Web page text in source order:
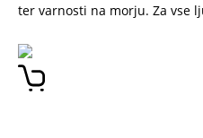
ter varnosti na morju. Za vse